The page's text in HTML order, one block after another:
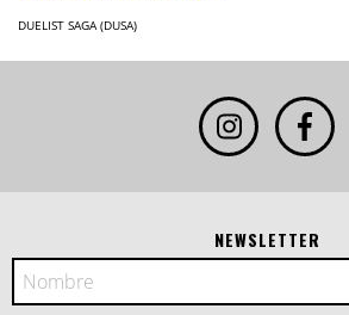
DUELIST SAGA (DUSA)
NEWSLETTER